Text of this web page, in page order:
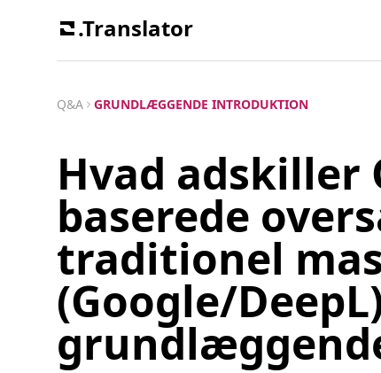
.Translator
Q&A GRUNDLÆGGENDE INTRODUKTION
Hvad adskiller
baserede
traditionel
(Google/